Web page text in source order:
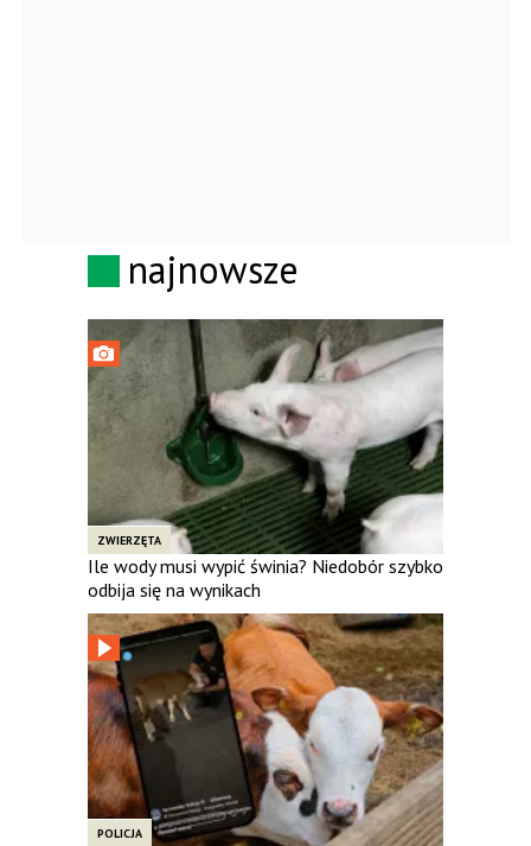
najnowsze
ZWIERZĘTA
Ile wody musi wypić świnia? Niedobór szybko
odbija się na wynikach
POLICJA